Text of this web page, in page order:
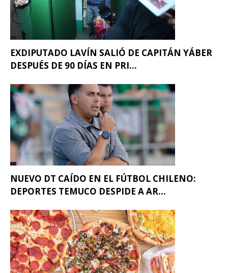
EXDIPUTADO LAVÍN SALIÓ DE CAPITÁN YÁBER
DESPUÉS DE 90 DÍAS EN PRI...
NUEVO DT CAÍDO EN EL FÚTBOL CHILENO:
DEPORTES TEMUCO DESPIDE A AR...